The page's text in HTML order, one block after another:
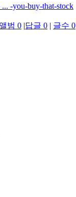
... -you-buy-that-stock
앨범 0 |답글 0 | 글수 0